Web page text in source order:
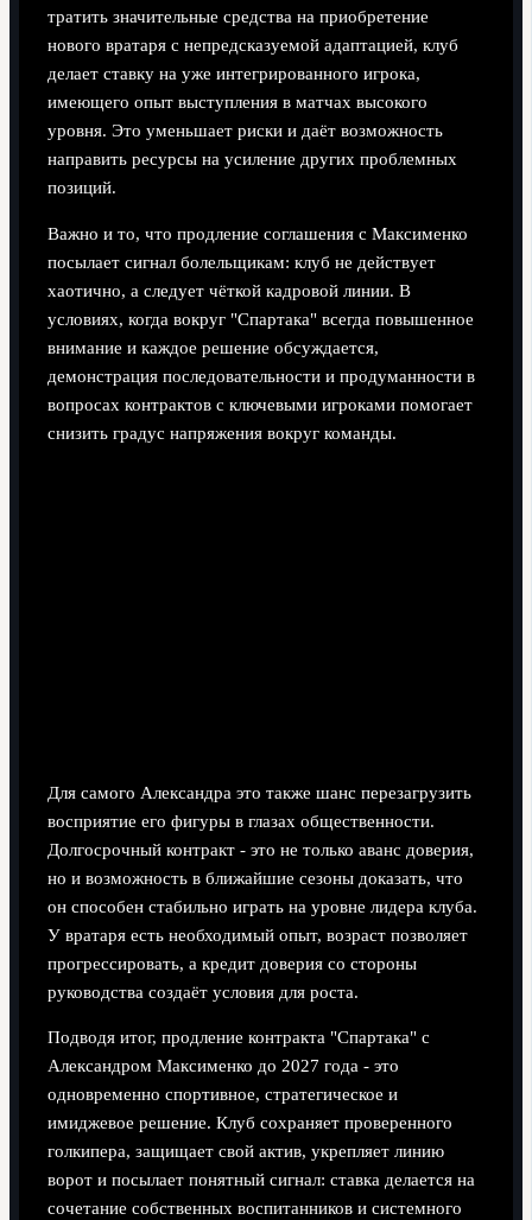
тратить значительные средства на приобретение
нового вратаря с непредсказуемой адаптацией, клуб
делает ставку на уже интегрированного игрока,
имеющего опыт выступления в матчах высокого
уровня. Это уменьшает риски и даёт возможность
направить ресурсы на усиление других проблемных
позиций.
Важно и то, что продление соглашения с Максименко
посылает сигнал болельщикам: клуб не действует
хаотично, а следует чёткой кадровой линии. В
условиях, когда вокруг "Спартака" всегда повышенное
внимание и каждое решение обсуждается,
демонстрация последовательности и продуманности в
вопросах контрактов с ключевыми игроками помогает
снизить градус напряжения вокруг команды.
Для самого Александра это также шанс перезагрузить
восприятие его фигуры в глазах общественности.
Долгосрочный контракт - это не только аванс доверия,
но и возможность в ближайшие сезоны доказать, что
он способен стабильно играть на уровне лидера клуба.
У вратаря есть необходимый опыт, возраст позволяет
прогрессировать, а кредит доверия со стороны
руководства создаёт условия для роста.
Подводя итог, продление контракта "Спартака" с
Александром Максименко до 2027 года - это
одновременно спортивное, стратегическое и
имиджевое решение. Клуб сохраняет проверенного
голкипера, защищает свой актив, укрепляет линию
ворот и посылает понятный сигнал: ставка делается на
сочетание собственных воспитанников и системного